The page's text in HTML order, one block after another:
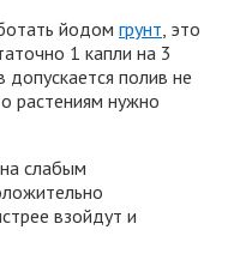
йодом грунт, это
1 капли на 3
полив не
растениям нужно
слабым
взойдут и